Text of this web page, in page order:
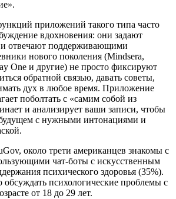
приложений такого типа часто
вдохновения: они задают
отвечают поддерживающими
нового поколения (Mindsera,
One и другие) не просто фиксируют
обратной связью, давать советы,
дух в любое время. Приложение
поболтать с «самим собой из
и анализирует ваши записи, чтобы
с нужными интонациями и
около трети американцев знакомы с
чат-боты с искусственным
психического здоровья (35%).
психологические проблемы с
от 18 до 29 лет.